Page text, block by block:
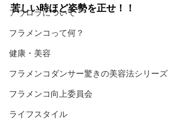
アウロラについて
フラメンコって何？
健康・美容
フラメンコダンサー驚きの美容法シリーズ
フラメンコ向上委員会
ライフスタイル
苦しい時ほど姿勢を正せ！！